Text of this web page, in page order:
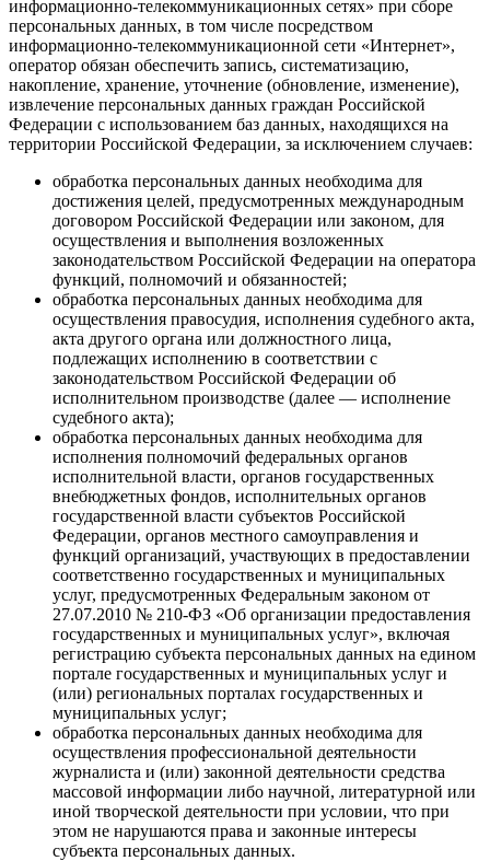
информационно-телекоммуникационных сетях» при сборе
персональных данных, в том числе посредством
информационно-телекоммуникационной сети «Интернет»,
оператор обязан обеспечить запись, систематизацию,
накопление, хранение, уточнение (обновление, изменение),
извлечение персональных данных граждан Российской
Федерации с использованием баз данных, находящихся на
территории Российской Федерации, за исключением случаев:
обработка персональных данных необходима для
достижения целей, предусмотренных международным
договором Российской Федерации или законом, для
осуществления и выполнения возложенных
законодательством Российской Федерации на оператора
функций, полномочий и обязанностей;
обработка персональных данных необходима для
осуществления правосудия, исполнения судебного акта,
акта другого органа или должностного лица,
подлежащих исполнению в соответствии с
законодательством Российской Федерации об
исполнительном производстве (далее — исполнение
судебного акта);
обработка персональных данных необходима для
исполнения полномочий федеральных органов
исполнительной власти, органов государственных
внебюджетных фондов, исполнительных органов
государственной власти субъектов Российской
Федерации, органов местного самоуправления и
функций организаций, участвующих в предоставлении
соответственно государственных и муниципальных
услуг, предусмотренных Федеральным законом от
27.07.2010 № 210-ФЗ «Об организации предоставления
государственных и муниципальных услуг», включая
регистрацию субъекта персональных данных на едином
портале государственных и муниципальных услуг и
(или) региональных порталах государственных и
муниципальных услуг;
обработка персональных данных необходима для
осуществления профессиональной деятельности
журналиста и (или) законной деятельности средства
массовой информации либо научной, литературной или
иной творческой деятельности при условии, что при
этом не нарушаются права и законные интересы
субъекта персональных данных.